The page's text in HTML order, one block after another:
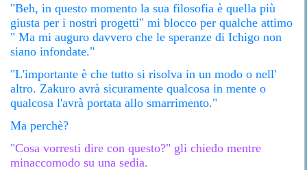
"Beh, in questo momento la sua filosofia è quella più
giusta per i nostri progetti" mi blocco per qualche attimo
" Ma mi auguro davvero che le speranze di Ichigo non
siano infondate."
"L'importante è che tutto si risolva in un modo o nell'
altro. Zakuro avrà sicuramente qualcosa in mente o
qualcosa l'avrà portata allo smarrimento."
Ma perchè?
"Cosa vorresti dire con questo?" gli chiedo mentre
minaccomodo su una sedia.